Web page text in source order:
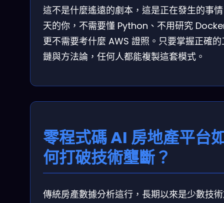
這不是什麼遙遠的劇本，這是正在發生的事
天的你，不需要懂 Python、不用研究
更不需要考什麼 AWS 證照。只要掌握正確的
鏈與方法論，任何人都能複製這套模式。
零程式碼 AI 房地產平台
何打破技術壟斷？
傳統房產數據分析這行，長期以來是少數技